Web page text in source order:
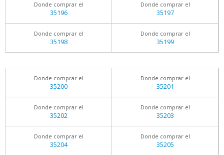
Donde comprar el
35196
Donde comprar el
35197
Donde comprar el
35198
Donde comprar el
35199
Donde comprar el
35200
Donde comprar el
35201
Donde comprar el
35202
Donde comprar el
35203
Donde comprar el
35204
Donde comprar el
35205